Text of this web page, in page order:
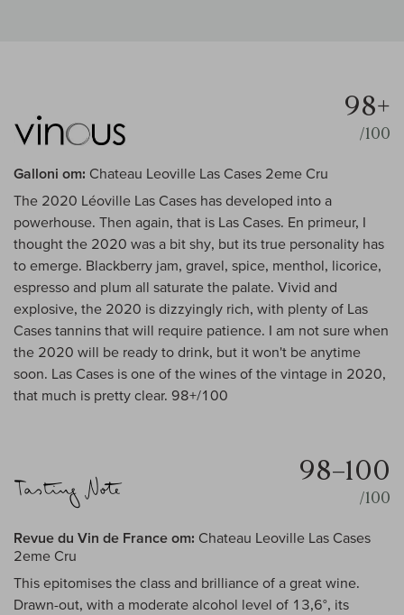
98+
/100
Galloni om: Chateau Leoville Las Cases 2eme Cru
The 2020 Léoville Las Cases has developed into a
powerhouse. Then again, that is Las Cases. En primeur, I
thought the 2020 was a bit shy, but its true personality has
to emerge. Blackberry jam, gravel, spice, menthol, licorice,
espresso and plum all saturate the palate. Vivid and
explosive, the 2020 is dizzyingly rich, with plenty of Las
Cases tannins that will require patience. I am not sure when
the 2020 will be ready to drink, but it won't be anytime
soon. Las Cases is one of the wines of the vintage in 2020,
that much is pretty clear. 98+/100
98–100
/100
Revue du Vin de France om: Chateau Leoville Las Cases
2eme Cru
This epitomises the class and brilliance of a great wine.
Drawn-out, with a moderate alcohol level of 13,6°, its